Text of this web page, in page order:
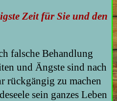
Zeit für Sie und den
falsche Behandlung
und Ängste sind nach
rückgängig zu machen
sein ganzes Leben